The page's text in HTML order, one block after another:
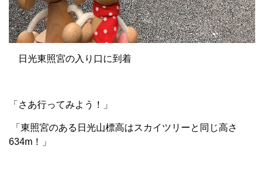
日光東照宮の入り口に到着
「さあ行ってみよう！」
「東照宮のある日光山標高はスカイツリーと同じ高さ
634m！」